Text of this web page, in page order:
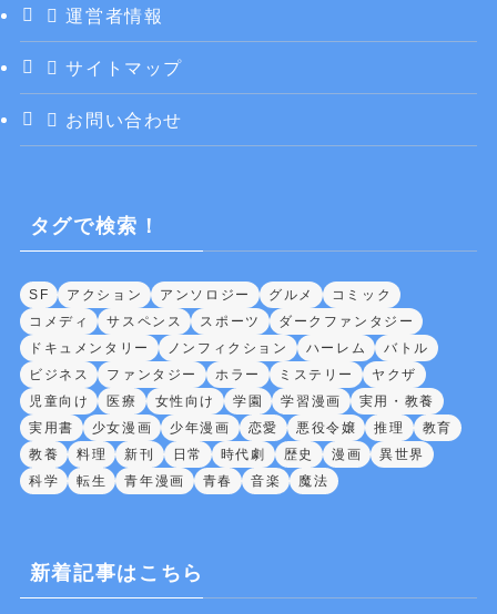
運営者情報
サイトマップ
お問い合わせ
タグで検索！
SF アクション アンソロジー グルメ
コミック
コメディ
サスペンス スポーツ
ダークファンタジー
ドキュメンタリー
ノンフィクション ハーレム
バトル
ビジネス
ファンタジー ホラー ミステリー
ヤクザ
児童向け
医療 女性向け 学園 学習漫画
実用・教養
実用書
少女漫画 少年漫画 恋愛 悪役令嬢 推理
教育
教養
料理 新刊 日常 時代劇 歴史 漫画
異世界
科学
転生 青年漫画 青春 音楽 魔法
新着記事はこちら